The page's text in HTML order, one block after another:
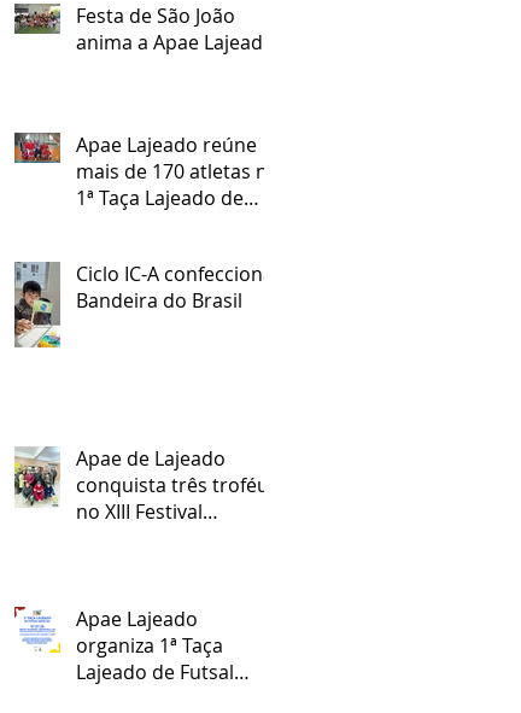
Festa de São João
anima a Apae Lajeado
Apae Lajeado reúne
mais de 170 atletas na
1ª Taça Lajeado de
Ciclo IC-A confecciona
Bandeira do Brasil
Apae de Lajeado
conquista três troféus
no XIII Festival
Apae Lajeado
organiza 1ª Taça
Lajeado de Futsal